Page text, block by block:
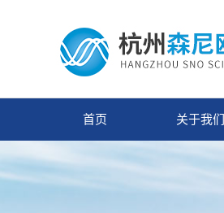
首页 关于我们